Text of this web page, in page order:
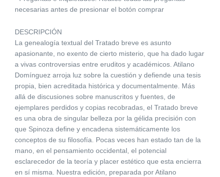
necesarias antes de presionar el botón comprar
DESCRIPCIÓN
La genealogía textual del Tratado breve es asunto
apasionante, no exento de cierto misterio, que ha dado lugar
a vivas controversias entre eruditos y académicos. Atilano
Domínguez arroja luz sobre la cuestión y defiende una tesis
propia, bien acreditada histórica y documentalmente. Más
allá de discusiones sobre manuscritos y fuentes, de
ejemplares perdidos y copias recobradas, el Tratado breve
es una obra de singular belleza por la gélida precisión con
que Spinoza define y encadena sistemáticamente los
conceptos de su filosofía. Pocas veces han estado tan de la
mano, en el pensamiento occidental, el potencial
esclarecedor de la teoría y placer estético que esta encierra
en sí misma. Nuestra edición, preparada por Atilano